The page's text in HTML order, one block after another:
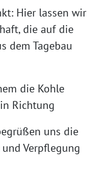
Hier lassen wir
die auf die
dem Tagebau
die Kohle
Richtung
uns die
Verpflegung